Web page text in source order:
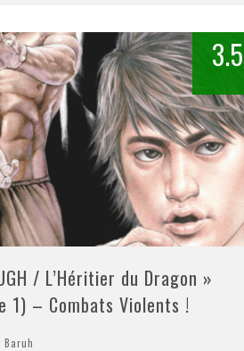
3.5
/ L’Héritier du Dragon »
1) – Combats Violents !
Baruh